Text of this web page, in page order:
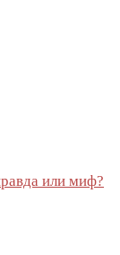
или миф?